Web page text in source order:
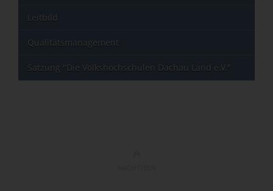
Leitbild
Qualitätsmanagement
Satzung "Die Volkshochschulen Dachau Land e.V."